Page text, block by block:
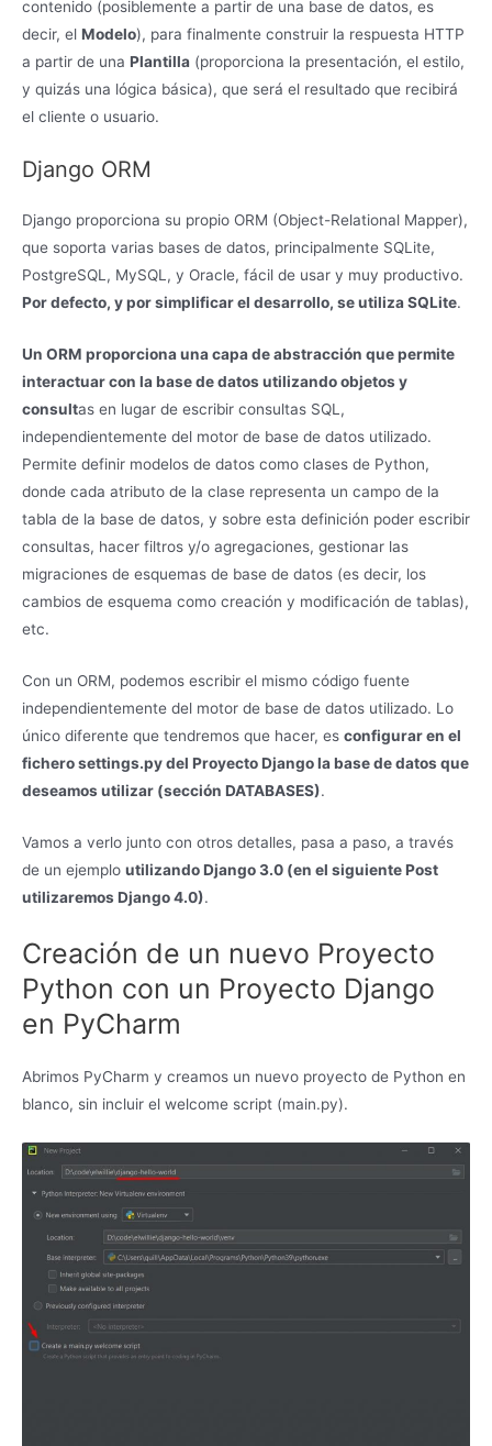
contenido (posiblemente a partir de una base de datos, es
decir, el Modelo), para finalmente construir la respuesta HTTP
a partir de una Plantilla (proporciona la presentación, el estilo,
y quizás una lógica básica), que será el resultado que recibirá
el cliente o usuario.
Django ORM
Django proporciona su propio ORM (Object-Relational Mapper),
que soporta varias bases de datos, principalmente SQLite,
PostgreSQL, MySQL, y Oracle, fácil de usar y muy productivo.
Por defecto, y por simplificar el desarrollo, se utiliza SQLite.
Un ORM proporciona una capa de abstracción que permite
interactuar con la base de datos utilizando objetos y
consultas en lugar de escribir consultas SQL,
independientemente del motor de base de datos utilizado.
Permite definir modelos de datos como clases de Python,
donde cada atributo de la clase representa un campo de la
tabla de la base de datos, y sobre esta definición poder escribir
consultas, hacer filtros y/o agregaciones, gestionar las
migraciones de esquemas de base de datos (es decir, los
cambios de esquema como creación y modificación de tablas),
etc.
Con un ORM, podemos escribir el mismo código fuente
independientemente del motor de base de datos utilizado. Lo
único diferente que tendremos que hacer, es configurar en el
fichero settings.py del Proyecto Django la base de datos que
deseamos utilizar (sección DATABASES).
Vamos a verlo junto con otros detalles, pasa a paso, a través
de un ejemplo utilizando Django 3.0 (en el siguiente Post
utilizaremos Django 4.0).
Creación de un nuevo Proyecto
Python con un Proyecto Django
en PyCharm
Abrimos PyCharm y creamos un nuevo proyecto de Python en
blanco, sin incluir el welcome script (main.py).